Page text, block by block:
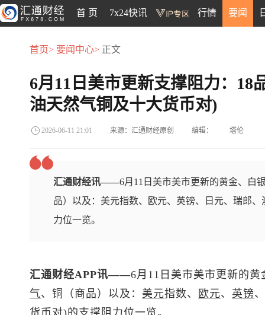
首 页 7x24快讯 行情 要闻
首页> 要闻中心> 正文
6月11日美市更新支撑阻力：18
油天然气铜及十大货币对)
2026-06-11 21:01 来源：汇通财经原创 编辑： 塔伦
汇通财经讯——6月11日美市美市更新的黄金、白
品）以及：美元指数、欧元、英镑、日元、瑞郎
力位一览。
汇通财经APP讯——6月11日美市美市更新的黄
气、铜（商品）以及： 美元指数、 欧元、 英镑、
货币对)的支撑阻力位一览。